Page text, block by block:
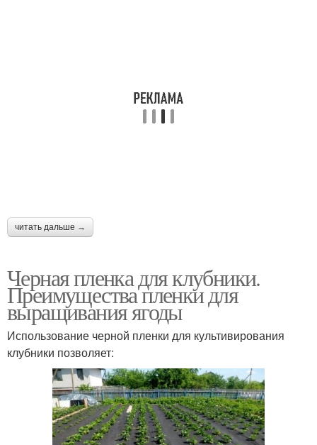
читать дальше →
Черная пленка для клубники.
Преимущества пленки для
выращивания ягоды
Использование черной пленки для культивирования
клубники позволяет: